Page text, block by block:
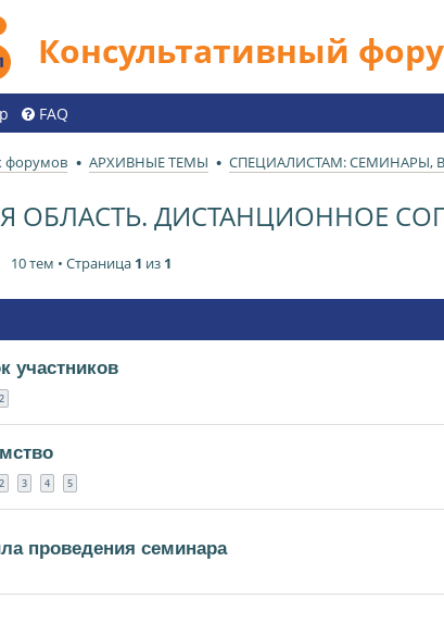
Консультативный
FAQ
форумов АРХИВНЫЕ ТЕМЫ СПЕЦИАЛИСТАМ: СЕМИНАРЫ,
ОБЛАСТЬ. ДИСТАНЦИОННОЕ
10 тем • Страница 1 из 1
участников
2
2 3 4 5
проведения семинара